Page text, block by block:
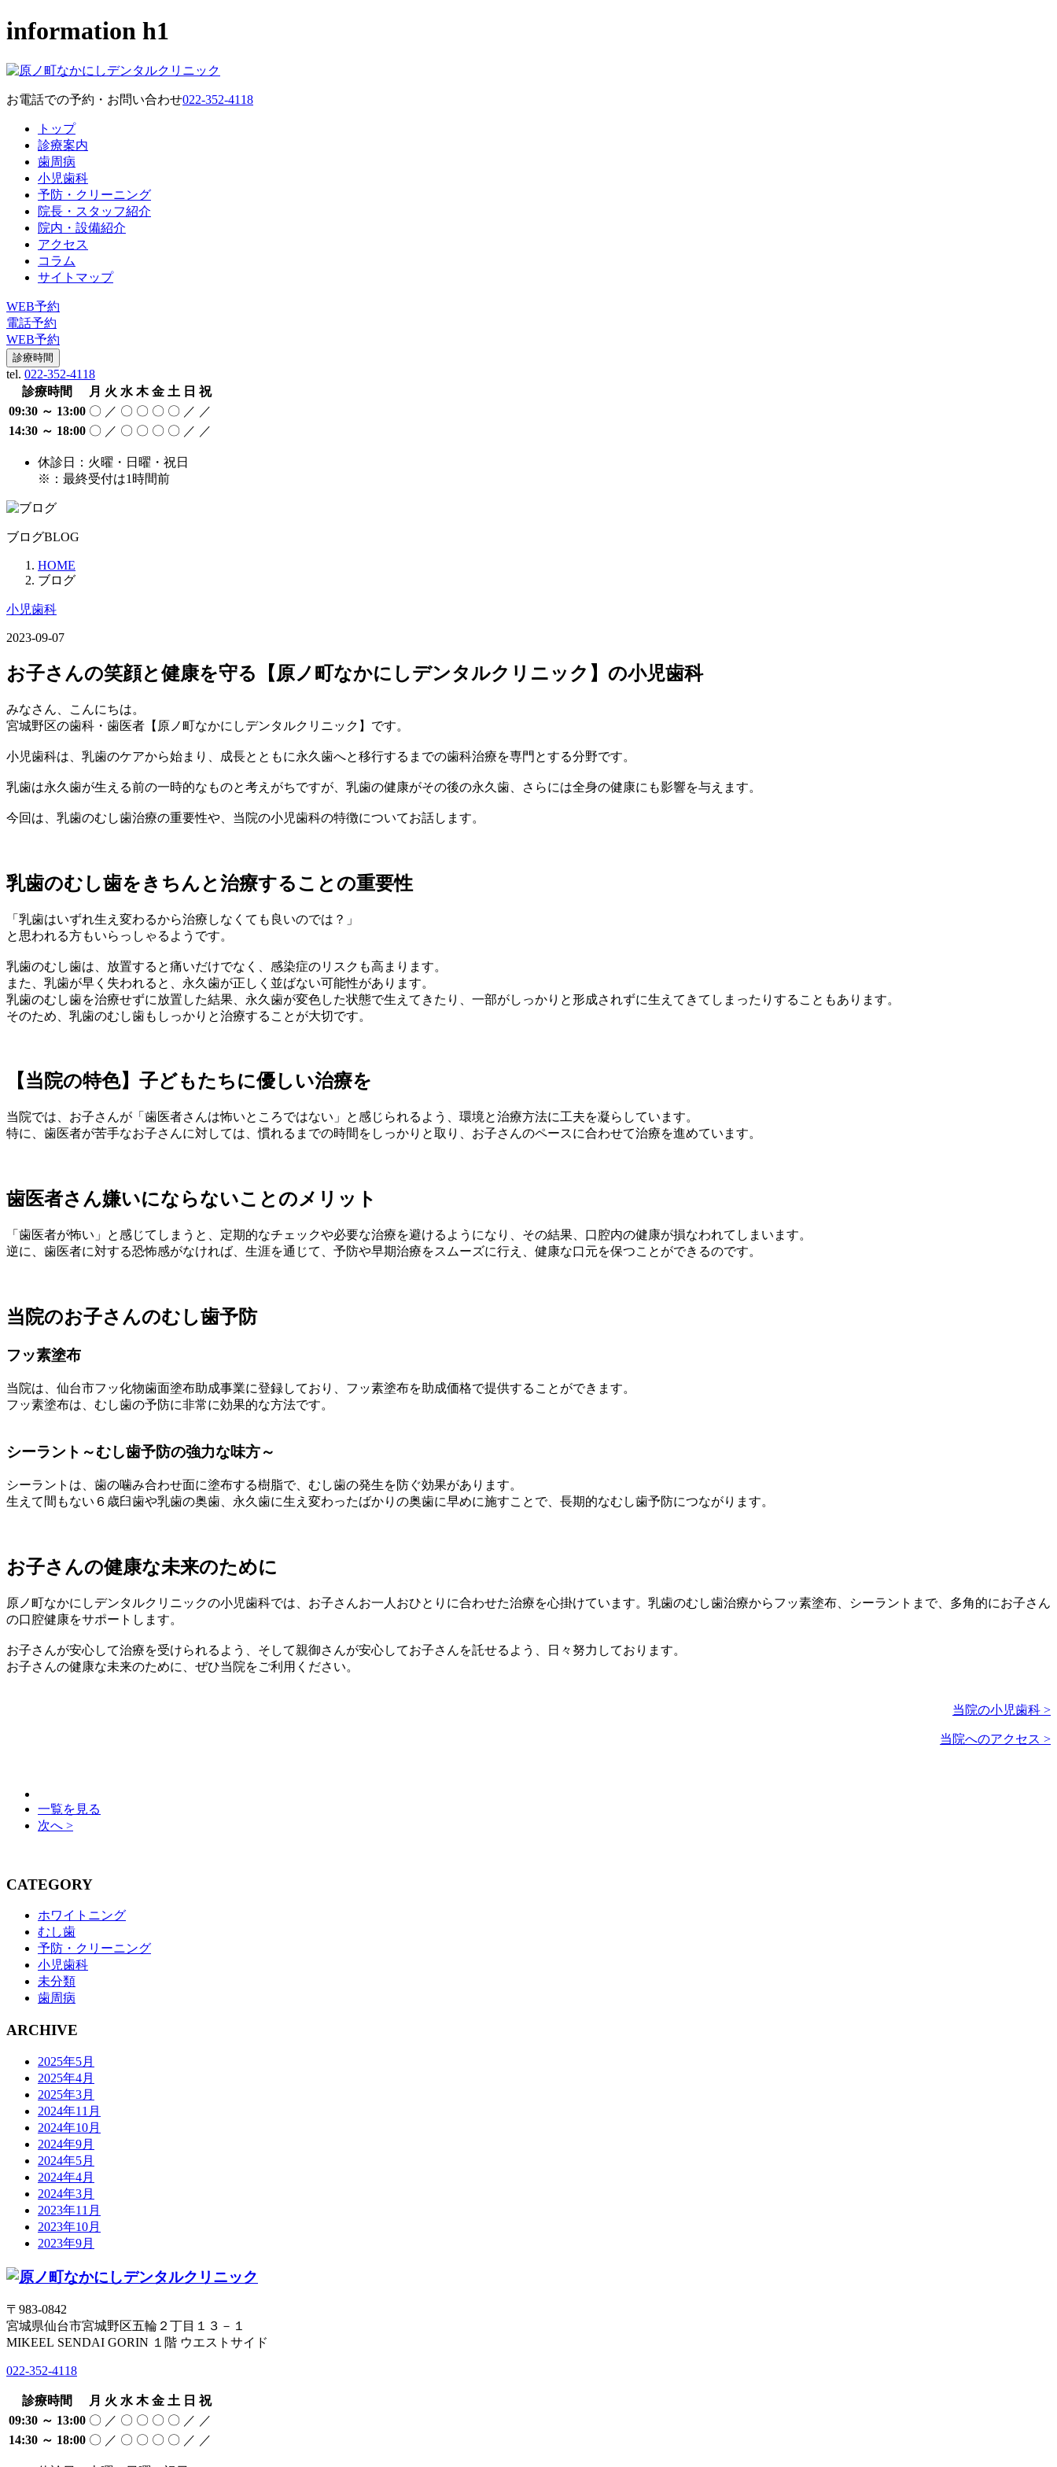
information h1
お電話での予約・お問い合わせ022-352-4118
トップ
診療案内
歯周病
小児歯科
予防・クリーニング
院長・スタッフ紹介
院内・設備紹介
アクセス
コラム
サイトマップ
WEB予約
電話予約
WEB予約
診療時間
tel. 022-352-4118
診療時間
月 火 水 木 金 土 日 祝
09:30 ～ 13:00 〇 ／ 〇 〇 〇 〇 ／ ／
14:30 ～ 18:00 〇 ／ 〇 〇 〇 〇 ／ ／
休診日：火曜・日曜・祝日
※：最終受付は1時間前
ブログBLOG
HOME
ブログ
小児歯科
2023-09-07
お子さんの笑顔と健康を守る【原ノ町なかにしデンタルクリニック】の小児歯科
みなさん、こんにちは。
宮城野区の歯科・歯医者【原ノ町なかにしデンタルクリニック】です。
小児歯科は、乳歯のケアから始まり、成長とともに永久歯へと移行するまでの歯科治療を専門とする分野です。
乳歯は永久歯が生える前の一時的なものと考えがちですが、乳歯の健康がその後の永久歯、さらには全身の健康にも影響を与えます。
今回は、乳歯のむし歯治療の重要性や、当院の小児歯科の特徴についてお話します。
乳歯のむし歯をきちんと治療することの重要性
「乳歯はいずれ生え変わるから治療しなくても良いのでは？」
と思われる方もいらっしゃるようです。
乳歯のむし歯は、放置すると痛いだけでなく、感染症のリスクも高まります。
また、乳歯が早く失われると、永久歯が正しく並ばない可能性があります。
乳歯のむし歯を治療せずに放置した結果、永久歯が変色した状態で生えてきたり、一部がしっかりと形成されずに生えてきてしまったりすることもあります。
そのため、乳歯のむし歯もしっかりと治療することが大切です。
【当院の特色】子どもたちに優しい治療を
当院では、お子さんが「歯医者さんは怖いところではない」と感じられるよう、環境と治療方法に工夫を凝らしています。
特に、歯医者が苦手なお子さんに対しては、慣れるまでの時間をしっかりと取り、お子さんのペースに合わせて治療を進めています。
歯医者さん嫌いにならないことのメリット
「歯医者が怖い」と感じてしまうと、定期的なチェックや必要な治療を避けるようになり、その結果、口腔内の健康が損なわれてしまいます。
逆に、歯医者に対する恐怖感がなければ、生涯を通じて、予防や早期治療をスムーズに行え、健康な口元を保つことができるのです。
当院のお子さんのむし歯予防
フッ素塗布
当院は、仙台市フッ化物歯面塗布助成事業に登録しており、フッ素塗布を助成価格で提供することができます。
フッ素塗布は、むし歯の予防に非常に効果的な方法です。
シーラント～むし歯予防の強力な味方～
シーラントは、歯の噛み合わせ面に塗布する樹脂で、むし歯の発生を防ぐ効果があります。
生えて間もない６歳臼歯や乳歯の奥歯、永久歯に生え変わったばかりの奥歯に早めに施すことで、長期的なむし歯予防につながります。
お子さんの健康な未来のために
原ノ町なかにしデンタルクリニックの小児歯科では、お子さんお一人おひとりに合わせた治療を心掛けています。乳歯のむし歯治療からフッ素塗布、シーラントまで、多角的にお子さん
の口腔健康をサポートします。
お子さんが安心して治療を受けられるよう、そして親御さんが安心してお子さんを託せるよう、日々努力しております。
お子さんの健康な未来のために、ぜひ当院をご利用ください。
当院の小児歯科 >
当院へのアクセス >
一覧を見る
次へ >
CATEGORY
ホワイトニング
むし歯
予防・クリーニング
小児歯科
未分類
歯周病
ARCHIVE
2025年5月
2025年4月
2025年3月
2024年11月
2024年10月
2024年9月
2024年5月
2024年4月
2024年3月
2023年11月
2023年10月
2023年9月
〒983-0842
宮城県仙台市宮城野区五輪２丁目１３－１
MIKEEL SENDAI GORIN １階 ウエストサイド
022-352-4118
診療時間 月 火 水 木 金 土 日 祝
09:30 ～ 13:00 〇 ／ 〇 〇 〇 〇 ／ ／
14:30 ～ 18:00 〇 ／ 〇 〇 〇 〇 ／ ／